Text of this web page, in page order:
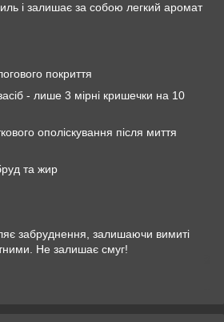
і залишає за собою легкий аромат
покриття
- лише 3 мірні кришечки на 10
ополіскування після миття
та жир
забруднення, залишаючи вимиті
Не залишає смуг!